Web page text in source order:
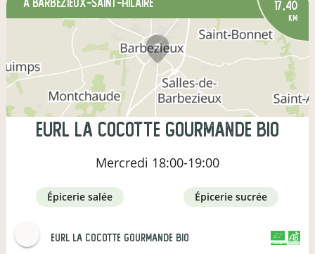
à Barbezieux-Saint-Hilaire 17,40
km
eurl la cocotte gourmande bio
Mercredi 18:00-19:00
épicerie salée épicerie sucrée
eurl la cocotte gourmande bio